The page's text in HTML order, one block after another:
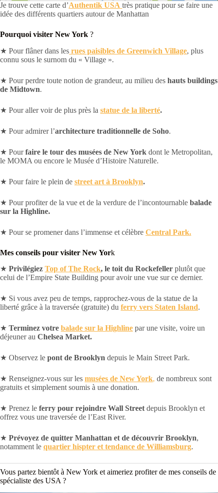
Je trouve cette carte d’Authentik USA très pratique pour se faire une
idée des différents quartiers autour de Manhattan
Pourquoi visiter New York ?
★ Pour flâner dans les rues paisibles de Greenwich Village, plus
connu sous le surnom du « Village ».
★ Pour perdre toute notion de grandeur, au milieu des hauts buildings
de Midtown.
★ Pour aller voir de plus près la statue de la liberté.
★ Pour admirer l’architecture traditionnelle de Soho.
★ Pourfaire le tour des musées de New York dont le Metropolitan,
le MOMA ou encore le Musée d’Histoire Naturelle.
★ Pour faire le plein de street art à Brooklyn.
★ Pour profiter de la vue et de la verdure de l’incontournable balade
sur la Highline.
★ Pour se promener dans l’immense et célèbre Central Park.
Mes conseils pour visiter New York
★ Privilégiez Top of The Rock, le toit du Rockefeller plutôt que
celui de l’Empire State Building pour avoir une vue sur ce dernier.
★ Si vous avez peu de temps, rapprochez-vous de la statue de la
liberté grâce à la traversée (gratuite) du ferry vers Staten Island.
★ Terminez votre balade sur la Highline par une visite, voire un
déjeuner au Chelsea Market.
★ Observez le pont de Brooklyn depuis le Main Street Park.
★ Renseignez-vous sur les musées de New York, de nombreux sont
gratuits et simplement soumis à une donation.
★ Prenez le ferry pour rejoindre Wall Street depuis Brooklyn et
offrez vous une traversée de l’East River.
★ Prévoyez de quitter Manhattan et de découvrir Brooklyn,
notamment le quartier hispter et tendance de Williamsburg.
Vous partez bientôt à New York et aimeriez profiter de mes conseils de
spécialiste des USA ?